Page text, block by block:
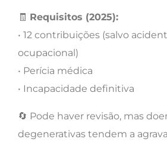
🧾 Requisitos (2025):
• 12 contribuições (salvo
ocupacional)
• Perícia médica
• Incapacidade definitiva
🔄 Pode haver revisão, mas
degenerativas tendem a